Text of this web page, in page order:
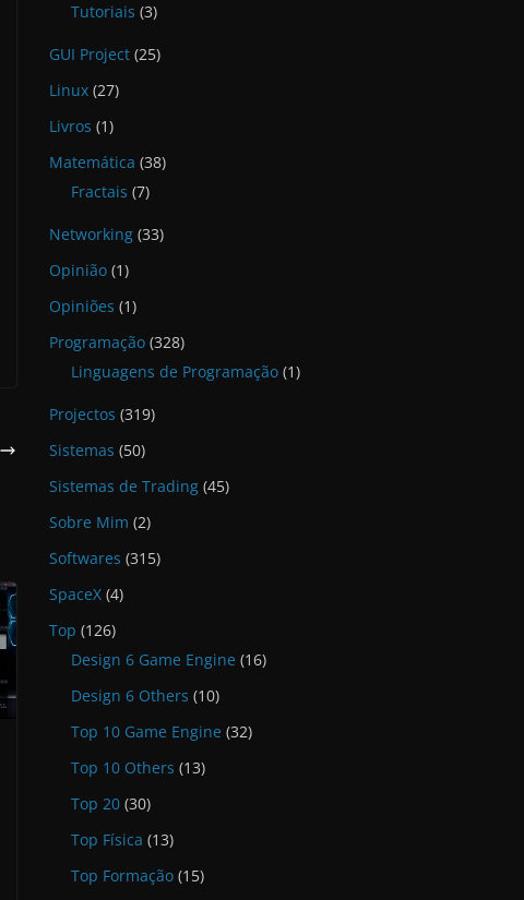
Tutoriais (3)
GUI Project (25)
Linux (27)
Livros (1)
Matemática (38)
Fractais (7)
Networking (33)
Opinião (1)
Opiniões (1)
Programação (328)
Linguagens de Programação (1)
Projectos (319)
Sistemas (50)
Sistemas de Trading (45)
Sobre Mim (2)
Softwares (315)
SpaceX (4)
Top (126)
Design 6 Game Engine (16)
Design 6 Others (10)
Top 10 Game Engine (32)
Top 10 Others (13)
Top 20 (30)
Top Física (13)
Top Formação (15)